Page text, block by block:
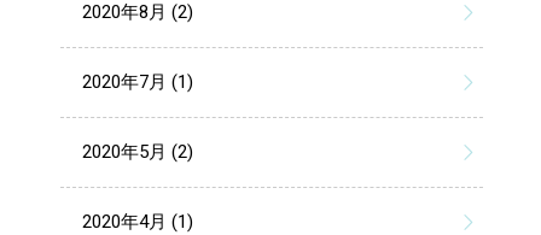
2020年8月 (2)
2020年7月 (1)
2020年5月 (2)
2020年4月 (1)